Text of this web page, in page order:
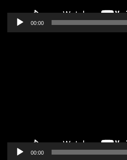
00:00
00:00